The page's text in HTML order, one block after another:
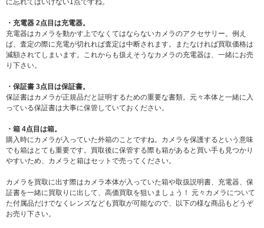
・充電器 2点目は充電器。
充電器はカメラを動かす上でなくてはならないカメラのアクセサリー。例え
ば、査定の際に充電が切れれば査定は中断されます。またなければ買取価格は
減額されてしまいます。これからも扱えそうなカメラの充電器は、一緒にお売
り下さい。
・保証書 3点目は保証書。
保証書はカメラが正規品だと証明するための重要な書類。元々本体と一緒に入
っている保証書は大事に保管していておください。
・箱 4点目は箱。
購入時にカメラが入っていた外箱のことですね。カメラを保護するという意味
でも箱はとても重要です。買取後に保管する際も箱があると買い手も見つかり
やすいため、カメラと箱はセットで売ってください。
カメラを買取に出す際はカメラ本体が入っていた箱や取扱説明書、充電器、保
証書を一緒に買取りに出して、高価買取を狙いましょう！ 元々カメラについて
た付属品だけでなくレンズなども買取が可能なので、以下の様な商品もどうぞ
お売り下さい。